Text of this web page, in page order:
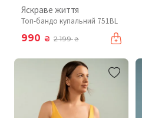
Яскраве життя
Топ-бандо купальний 751BL
990 ₴ 2 199₴